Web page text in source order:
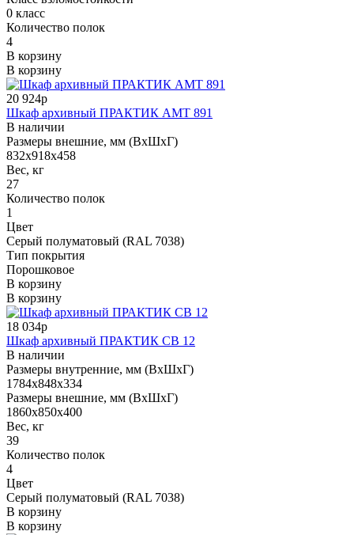
0 класс
Количество полок
4
В корзину
В корзину
20 924р
Шкаф архивный ПРАКТИК AMT 891
В наличии
Размеры внешние, мм (ВхШхГ)
832x918x458
Вес, кг
27
Количество полок
1
Цвет
Серый полуматовый (RAL 7038)
Тип покрытия
Порошковое
В корзину
В корзину
18 034р
Шкаф архивный ПРАКТИК СВ 12
В наличии
Размеры внутренние, мм (ВхШхГ)
1784x848x334
Размеры внешние, мм (ВхШхГ)
1860x850x400
Вес, кг
39
Количество полок
4
Цвет
Серый полуматовый (RAL 7038)
В корзину
В корзину